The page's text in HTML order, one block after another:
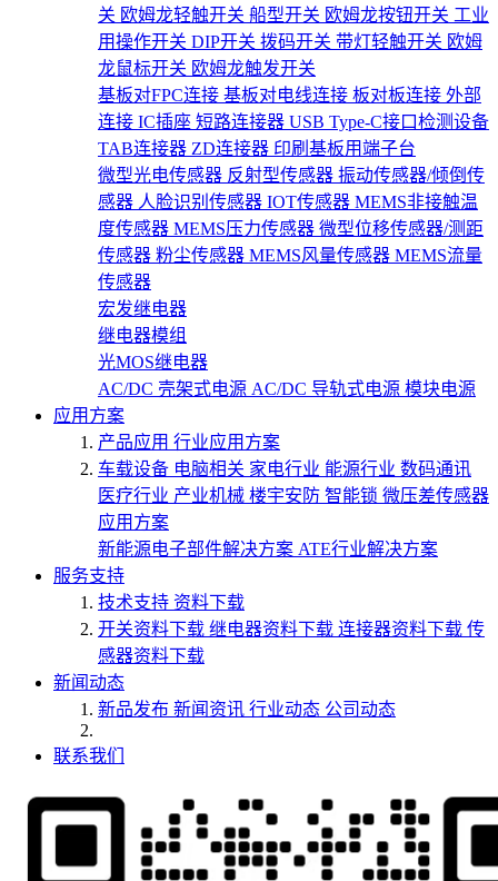
关 欧姆龙轻触开关 船型开关 欧姆龙按钮开关 工业
用操作开关 DIP开关 拨码开关 带灯轻触开关 欧姆
龙鼠标开关 欧姆龙触发开关
基板对FPC连接 基板对电线连接 板对板连接 外部
连接 IC插座 短路连接器 USB Type-C接口检测设备
TAB连接器 ZD连接器 印刷基板用端子台
微型光电传感器 反射型传感器 振动传感器/倾倒传
感器 人脸识别传感器 IOT传感器 MEMS非接触温
度传感器 MEMS压力传感器 微型位移传感器/测距
传感器 粉尘传感器 MEMS风量传感器 MEMS流量
传感器
宏发继电器
继电器模组
光MOS继电器
AC/DC 壳架式电源 AC/DC 导轨式电源 模块电源
应用方案
产品应用 行业应用方案
车载设备 电脑相关 家电行业 能源行业 数码通讯
医疗行业 产业机械 楼宇安防 智能锁 微压差传感器
应用方案
新能源电子部件解决方案 ATE行业解决方案
服务支持
技术支持 资料下载
开关资料下载 继电器资料下载 连接器资料下载 传
感器资料下载
新闻动态
新品发布 新闻资讯 行业动态 公司动态
联系我们